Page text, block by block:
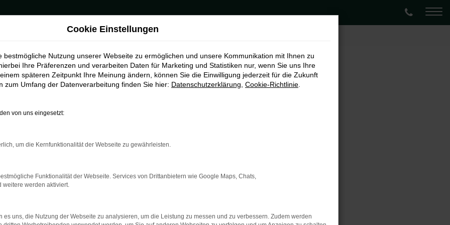
Datenschutz
Cookie Einstellungen
bestmögliche Nutzung unserer Webseite zu ermöglichen und unsere Kommunikation mit Ihnen zu
Ihre Präferenzen und verarbeiten Daten für Marketing und Statistiken nur, wenn Sie uns Ihre
späteren Zeitpunkt Ihre Meinung ändern, können Sie die Einwilligung jederzeit für die Zukunft
zum Umfang der Datenverarbeitung finden Sie hier: Datenschutzerklärung Cookie-Richtlinie
von uns eingesetzt:
um die Kernfunktionalität der Webseite zu gewährleisten.
Funktionalität der Webseite. Services von Drittanbietern wie Google Maps, Chats,
weitere werden aktiviert.
es uns, die Nutzung der Webseite zu analysieren, um die Leistung zu messen und zu verbessern. Zudem werden